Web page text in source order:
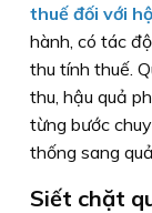
thuế đối với
hành, có tác
thu tính thuế.
thu, hậu quả
từng bước
thống sang
Siết chặt